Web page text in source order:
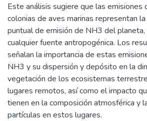
Este análisis sugiere que las emisiones
colonias de aves marinas representan
puntual de emisión de NH3 del planeta,
cualquier fuente antropogénica. Los
señalan la importancia de estas
NH3 y su dispersión y depósito en la
vegetación de los ecosistemas
lugares remotos, así como el impacto
tienen en la composición atmosférica y
partículas en estos lugares.